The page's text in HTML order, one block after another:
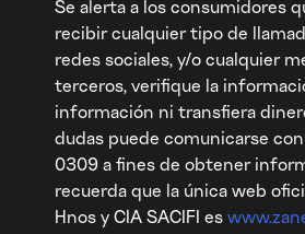
Se alerta a los consumidores
recibir cualquier tipo de
redes sociales, y/o cualquier
terceros, verifique la
información ni transfiera
dudas puede comunicarse
0309 a fines de obtener
recuerda que la única web
Hnos y CIA SACIFI es